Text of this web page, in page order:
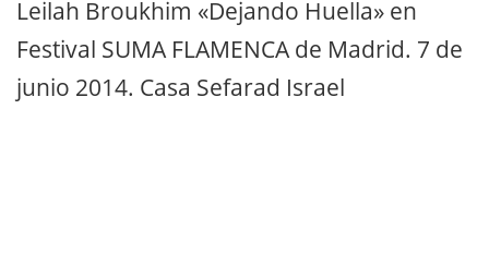
Leilah Broukhim «Dejando Huella» en
Festival SUMA FLAMENCA de Madrid. 7 de
junio 2014. Casa Sefarad Israel